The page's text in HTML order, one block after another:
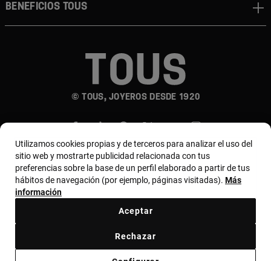
© TOUS, JOYEROS DESDE 1920
Beneficios TOUS
País y moneda:Costa Rica / US Dollar
Utilizamos cookies propias y de terceros para analizar el uso del
sitio web y mostrarte publicidad relacionada con tus
preferencias sobre la base de un perfil elaborado a partir de tus
hábitos de navegación (por ejemplo, páginas visitadas). Más
información
Rechazar
Aceptar